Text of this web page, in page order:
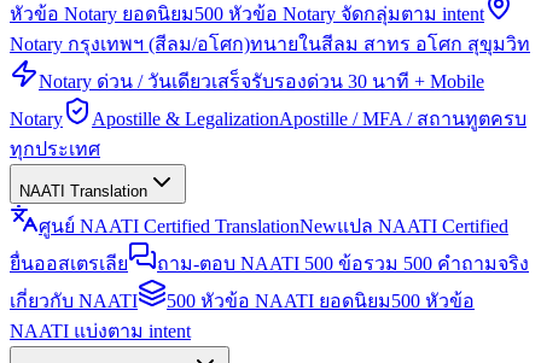
หัวข้อ Notary ยอดนิยม500 หัวข้อ Notary จัดกลุ่มตาม intent
Notary กรุงเทพฯ (สีลม/อโศก)ทนายในสีลม สาทร อโศก สุขุมวิท
Notary ด่วน / วันเดียวเสร็จรับรองด่วน 30 นาที + Mobile
Notary
Apostille & LegalizationApostille / MFA / สถานทูตครบ
ทุกประเทศ
NAATI Translation
ศูนย์ NAATI Certified TranslationNewแปล NAATI Certified
ยื่นออสเตรเลีย
ถาม-ตอบ NAATI 500 ข้อรวม 500 คำถามจริง
เกี่ยวกับ NAATI
500 หัวข้อ NAATI ยอดนิยม500 หัวข้อ
NAATI แบ่งตาม intent